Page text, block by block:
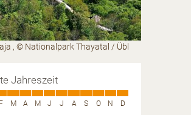
, © Nationalpark Thayatal / Übl
Jahreszeit
F M A M J J A S O N D